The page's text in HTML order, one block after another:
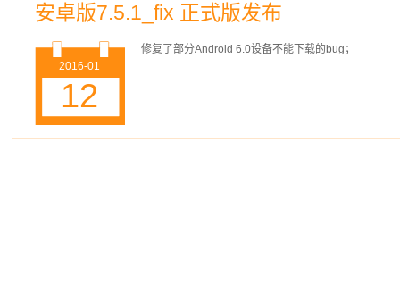
安卓版7.5.1_fix 正式版发布
2016-01
12
修复了部分Android 6.0设备不能下载的bug；